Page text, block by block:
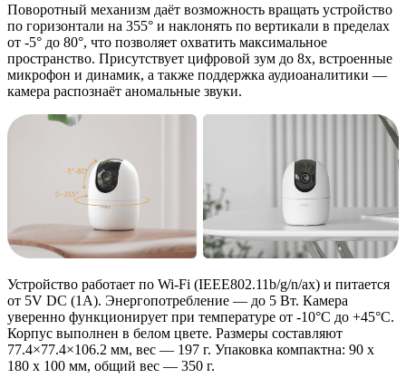
Поворотный механизм даёт возможность вращать устройство
по горизонтали на 355° и наклонять по вертикали в пределах
от -5° до 80°, что позволяет охватить максимальное
пространство. Присутствует цифровой зум до 8x, встроенные
микрофон и динамик, а также поддержка аудиоаналитики —
камера распознаёт аномальные звуки.
Устройство работает по Wi-Fi (IEEE802.11b/g/n/ax) и питается
от 5V DC (1A). Энергопотребление — до 5 Вт. Камера
уверенно функционирует при температуре от -10°C до +45°C.
Корпус выполнен в белом цвете. Размеры составляют
77.4×77.4×106.2 мм, вес — 197 г. Упаковка компактна: 90 x
180 x 100 мм, общий вес — 350 г.